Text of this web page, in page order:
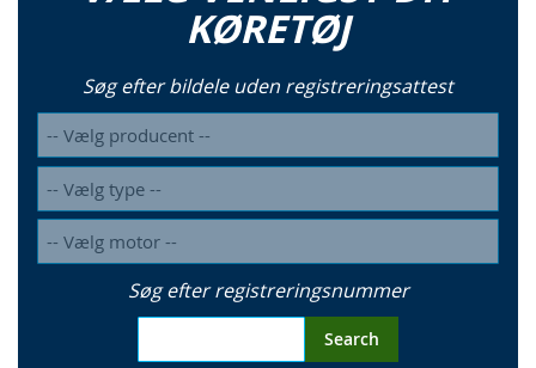
KØRETØJ
Søg efter bildele uden registreringsattest
Søg efter registreringsnummer
Search